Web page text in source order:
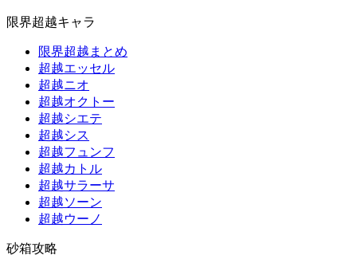
限界超越キャラ
限界超越まとめ
超越エッセル
超越ニオ
超越オクトー
超越シエテ
超越シス
超越フュンフ
超越カトル
超越サラーサ
超越ソーン
超越ウーノ
砂箱攻略